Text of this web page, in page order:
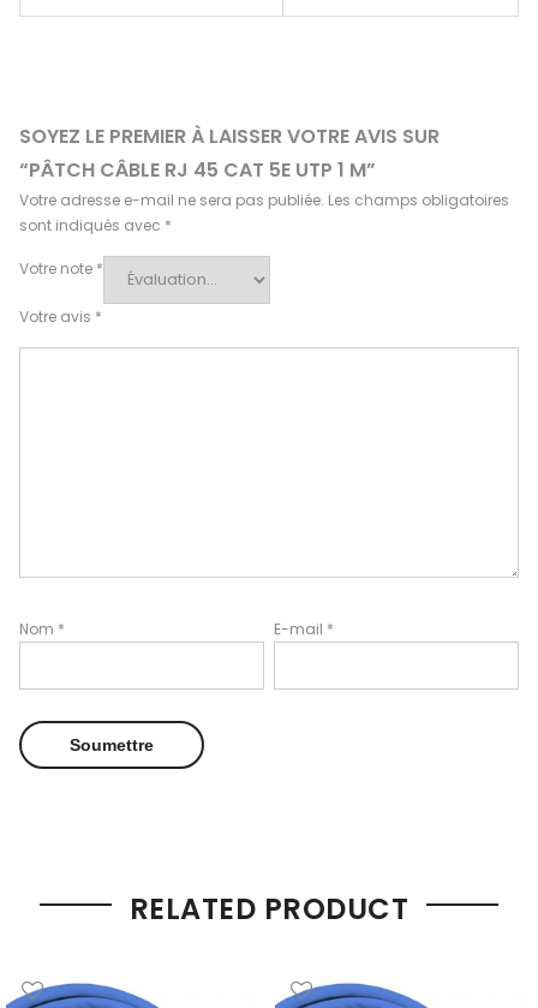
SOYEZ LE PREMIER À LAISSER VOTRE AVIS SUR
“PÂTCH CÂBLE RJ 45 CAT 5E UTP 1 M”
Votre adresse e-mail ne sera pas publiée. Les champs obligatoires
sont indiqués avec *
Votre note *
Votre avis *
Nom * E-mail *
RELATED PRODUCT